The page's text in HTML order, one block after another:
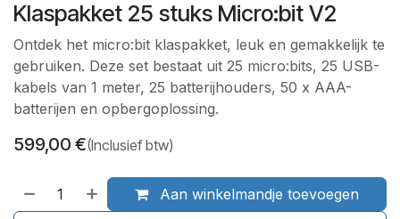
Klaspakket 25 stuks Micro:bit V2
Ontdek het micro:bit klaspakket, leuk en gemakkelijk te
gebruiken. Deze set bestaat uit 25 micro:bits, 25 USB-
kabels van 1 meter, 25 batterijhouders, 50 x AAA-
batterijen en opbergoplossing.
599,00 €(Inclusief btw)
Aan winkelmandje toevoegen